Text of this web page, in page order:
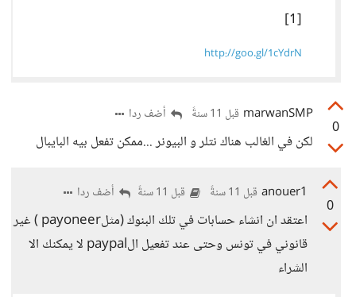
[1]
http://goo.gl/1cYdrN
0
marwanSMP قبل 11 سنةً أضف ردا
لكن في الغالب هناك نتلر و البيونر ...ممكن تفعل بيه البايبال
0
anouer1 قبل 11 سنةً قبل 11 سنةً أضف ردا
اعتقد ان انشاء حسابات في تلك البنوك (مثلpayoneer ) غير
قانوني في تونس وحتى عند تفعيل الpaypal لا يمكنك الا
الشراء